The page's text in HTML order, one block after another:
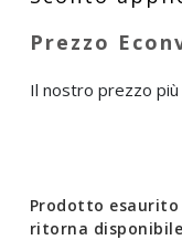
Il nostro prezzo
Prodotto
ritorna disponibile